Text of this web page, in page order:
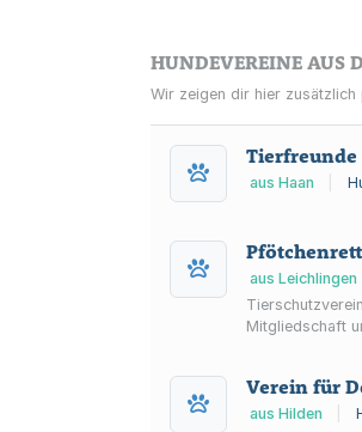
HUNDEVEREINE AUS
Wir zeigen dir hier zusätzlich
Tierfreunde
aus Haan
aus Leichlingen
Mitgliedschaft
Verein für
aus Hilden